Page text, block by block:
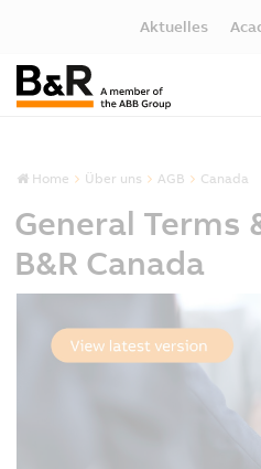
Aktuelles
Home Über uns AGB Canada
General Terms
B&R Canada